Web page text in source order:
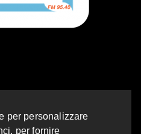
per personalizzare
per fornire